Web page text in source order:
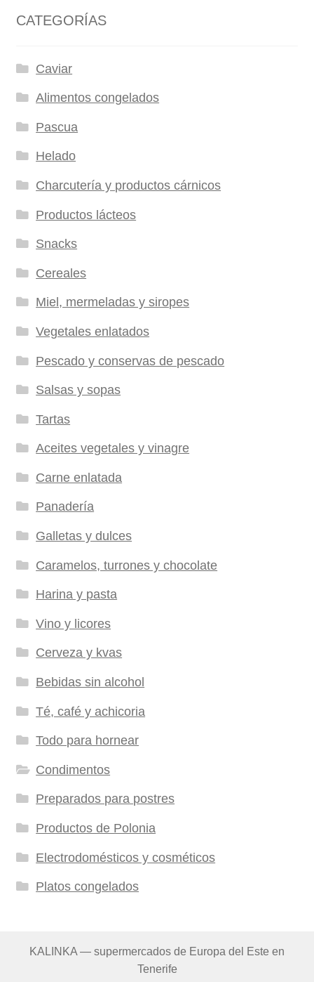
CATEGORÍAS
Caviar
Alimentos congelados
Pascua
Helado
Charcutería y productos cárnicos
Productos lácteos
Snacks
Cereales
Miel, mermeladas y siropes
Vegetales enlatados
Pescado y conservas de pescado
Salsas y sopas
Tartas
Aceites vegetales y vinagre
Carne enlatada
Panadería
Galletas y dulces
Caramelos, turrones y chocolate
Harina y pasta
Vino y licores
Cerveza y kvas
Bebidas sin alcohol
Té, café y achicoria
Todo para hornear
Condimentos
Preparados para postres
Productos de Polonia
Electrodomésticos y cosméticos
Platos congelados
KALINKA — supermercados de Europa del Este en
Tenerife